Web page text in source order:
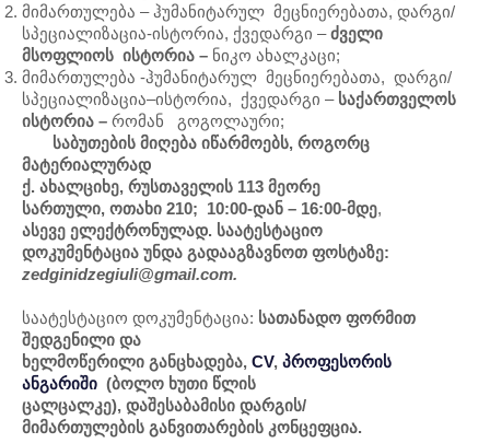
მიმართულება – ჰუმანიტარულ მეცნიერებათა, დარგი/
სპეციალიზაცია-ისტორია, ქვედარგი –ძველი
მსოფლიოს ისტორია – ნიკო ახალკაცი;
მიმართულება -ჰუმანიტარულ მეცნიერებათა, დარგი/
სპეციალიზაცია–ისტორია, ქვედარგი – საქართველოს
ისტორია – რომან გოგოლაური;
საბუთების მიღება იწარმოებს, როგორც
მატერიალურად
ქ. ახალციხე, რუსთაველის 113 მეორე
სართული, ოთახი 210; 10:00-დან – 16:00-მდე,
ასევე ელექტრონულად. საატესტაციო
დოკუმენტაცია უნდა გადააგზავნოთ ფოსტაზე:
zedginidzegiuli@gmail.com.
საატესტაციო დოკუმენტაცია: სათანადო ფორმით
შედგენილი და
ხელმოწერილი განცხადება, CV, პროფესორის
ანგარიში (ბოლო ხუთი წლის
ცალცალკე), დაშესაბამისი დარგის/
მიმართულების განვითარების კონცეფცია.